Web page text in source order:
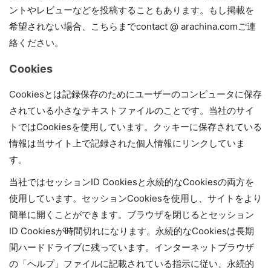
ントやレビューなどを投稿することもあります。もし掲載を
希望されない場合、こちらまでcontact @ arachina.comご連
絡ください。
Cookies
Cookiesとは記録保存のためにユーザーのコンピュータに保存
されている小さなテキストファイルのことです。当社のサイ
トではCookiesを使用しています。クッキーに保存されている
情報は当サイト上で記録された個人情報にリンクしていま
す。
当社ではセッションID Cookiesと永続的なCookiesの両方を
使用しています。セッションCookiesを使用し、サイトをより
簡単に開くことができます。ブラウザを閉じるとセッション
ID Cookiesが時間切れになります。永続的なCookiesは長期
間ハードドライブに残っています。インターネットブラウザ
の「ヘルプ」ファイルに記載されている指示に従い、永続的